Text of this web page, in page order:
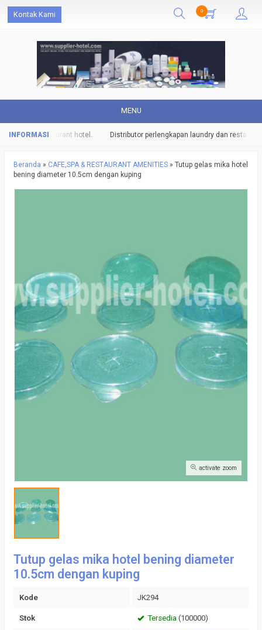
Kontak Kami 0
MENU
dan restaurant hotel. Distributor perlengkapan laundry dan restaurant
Beranda » CAFE,SPA & RESTAURANT AMENITIES » Tutup gelas mika hotel
bening diameter 10.5cm dengan kuping
activate zoom
Tutup gelas mika hotel bening diameter
10.5cm dengan kuping
Kode JK294
Stok Tersedia (100000)